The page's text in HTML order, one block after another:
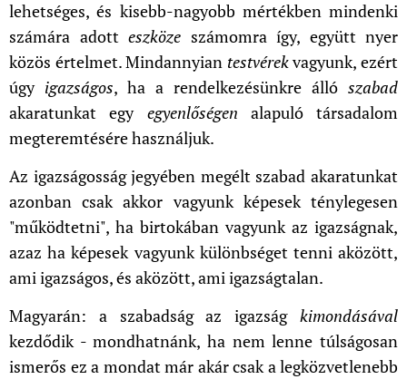
lehetséges, és kisebb-nagyobb mértékben mindenki
számára adott eszköze számomra így, együtt nyer
közös értelmet. Mindannyian testvérekvagyunk, ezért
úgy igazságos, ha a rendelkezésünkre álló szabad
akaratunkat egy egyenlőségen alapuló társadalom
megteremtésére használjuk.
Az igazságosság jegyében megélt szabad akaratunkat
azonban csak akkor vagyunk képesek ténylegesen
"működtetni", ha birtokában vagyunk az igazságnak,
azaz ha képesek vagyunk különbséget tenni aközött,
ami igazságos, és aközött, ami igazságtalan.
Magyarán: a szabadság az igazság kimondásával
kezdődik - mondhatnánk, ha nem lenne túlságosan
ismerős ez a mondat már akár csak a legközvetlenebb